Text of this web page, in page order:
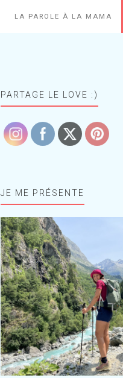
LA PAROLE À LA MAMA
PARTAGE LE LOVE :)
JE ME PRÉSENTE